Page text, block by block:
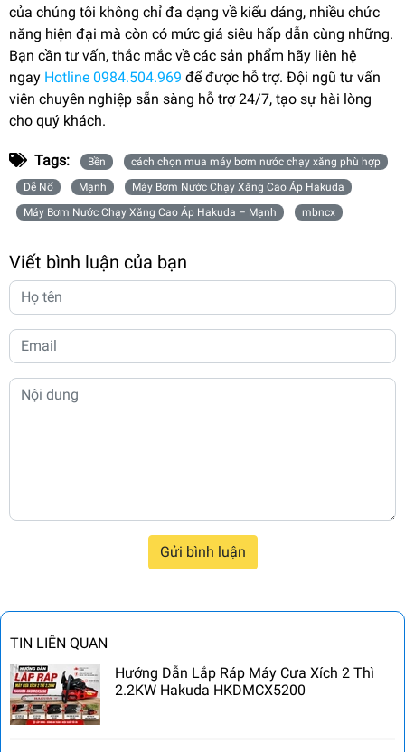
TIN LIÊN QUAN
Hướng Dẫn Lắp Ráp Máy Cưa Xích 2 Thì
2.2KW Hakuda HKDMCX5200
của chúng tôi không chỉ đa dạng về kiểu dáng, nhiều chức
năng hiện đại mà còn có mức giá siêu hấp dẫn cùng những.
Bạn cần tư vấn, thắc mắc về các sản phẩm hãy liên hệ
ngay Hotline 0984.504.969 để được hỗ trợ. Đội ngũ tư vấn
viên chuyên nghiệp sẵn sàng hỗ trợ 24/7, tạo sự hài lòng
cho quý khách.
Tags: Bền
cách chọn mua máy bơm nước chạy xăng phù hợp
Dễ Nổ
Mạnh
Máy Bơm Nước Chạy Xăng Cao Áp Hakuda
Máy Bơm Nước Chạy Xăng Cao Áp Hakuda – Mạnh
mbncx
Viết bình luận của bạn
Gửi bình luận